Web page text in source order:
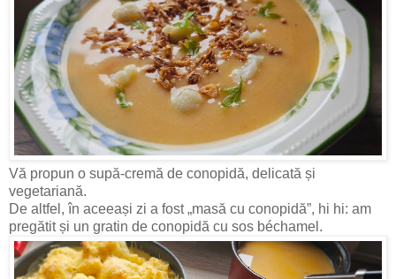
Vă propun o supă-cremă de conopidă, delicată și
vegetariană.
De altfel, în aceeași zi a fost „masă cu conopidă”, hi hi: am
pregătit și un gratin de conopidă cu sos béchamel.